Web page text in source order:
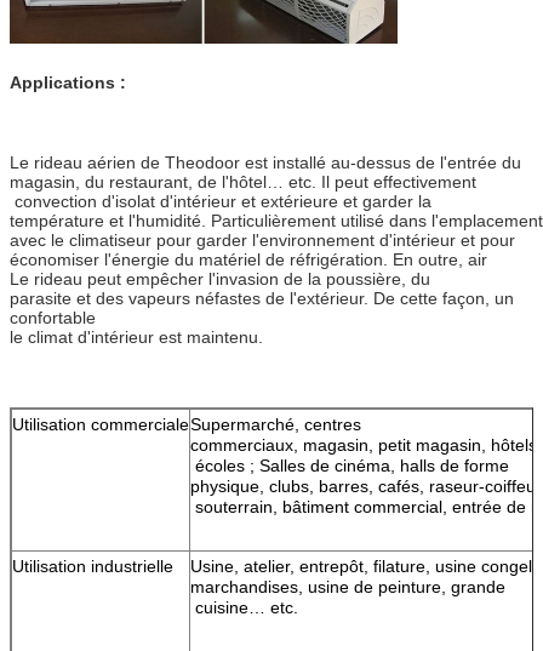
Applications :
Le rideau aérien de Theodoor est installé au-dessus de l'entrée du
magasin, du restaurant, de l'hôtel… etc. Il peut effectivement
convection d'isolat d'intérieur et extérieure et garder la
température et l'humidité. Particulièrement utilisé dans l'emplacement
avec le climatiseur pour garder l'environnement d'intérieur et pour
économiser l'énergie du matériel de réfrigération. En outre, air
Le rideau peut empêcher l'invasion de la poussière, du
parasite et des vapeurs néfastes de l'extérieur. De cette façon, un
confortable
le climat d'intérieur est maintenu.
Utilisation commercialeSupermarché, centres
commerciaux, magasin, petit magasin,
écoles ; Salles de cinéma, halls de forme
physique, clubs, barres, cafés, raseur-
souterrain, bâtiment commercial, entrée de
Utilisation industrielle
Usine, atelier, entrepôt, filature, usine
marchandises, usine de peinture, grande
cuisine… etc.